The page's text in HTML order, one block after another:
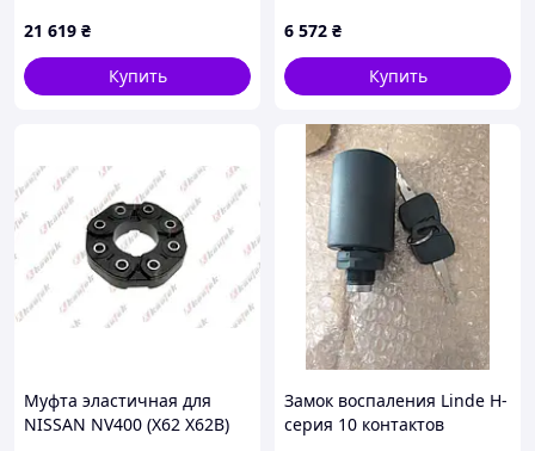
21 619 ₴
Купить
вилочного погрузчика
Toyota 33340-22000-71
6 572 ₴
Купить
Муфта эластичная для
NISSAN NV400 (X62 X62B)
Замок воспаления Linde H-
серия 10 контактов